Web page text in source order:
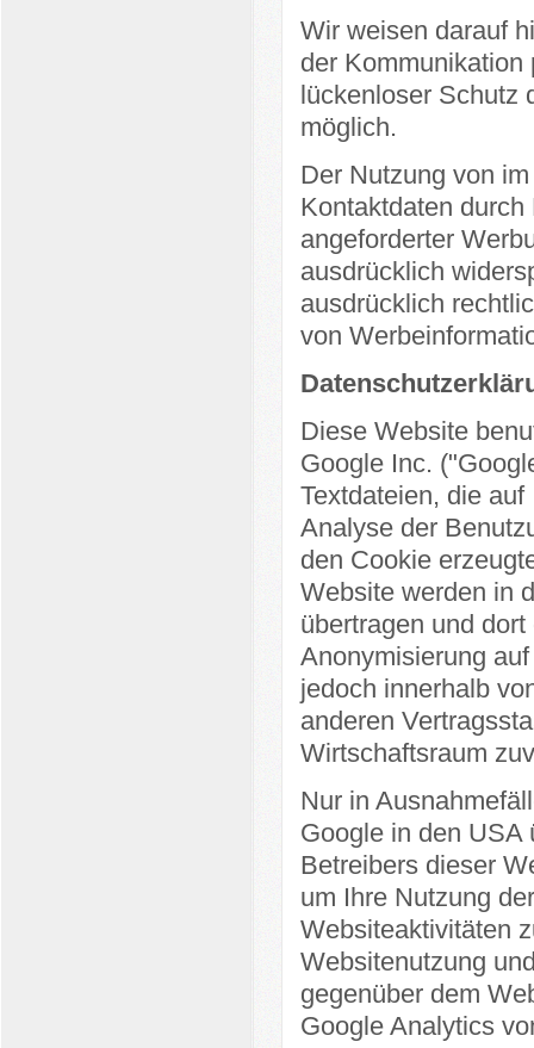
Wir weisen darauf
der
lückenloser Schutz
möglich.
Der Nutzung von
Kontaktdaten
angeforderter
ausdrücklich
ausdrücklich
von
Diese Website
Google Inc.
Textdateien, die
Analyse der
den Cookie
Website werden in
übertragen und
Anonymisierung
jedoch innerhalb
anderen
Wirtschaftsraum
Nur in
Google in den USA
Betreibers dieser
um Ihre Nutzung
Websiteaktivitäten
Websitenutzung
gegenüber dem
Google Analytics